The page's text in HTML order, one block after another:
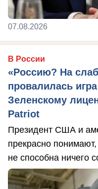
07.08.2026
В России
«Россию? На
провалилась
Зеленскому
Patriot
Президент США и
прекрасно
не способна ничего